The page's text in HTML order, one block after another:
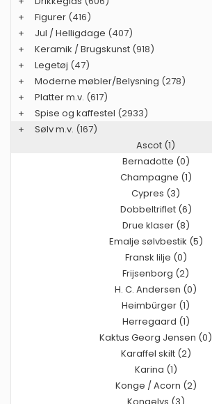
+
Figurer (416)
+
Jul / Helligdage (407)
+
Keramik / Brugskunst (918)
+
Legetøj (47)
+
Moderne møbler/Belysning (278)
+
Platter m.v. (617)
+
Spise og kaffestel (2933)
+
Sølv m.v. (167)
Ascot (1)
Bernadotte (0)
Champagne (1)
Cypres (3)
Dobbeltriflet (6)
Drue klaser (8)
Emalje sølvbestik (5)
Fransk lilje (0)
Frijsenborg (2)
H. C. Andersen (0)
Heimbürger (1)
Herregaard (1)
Kaktus Georg Jensen (0)
Karaffel skilt (2)
Karina (1)
Konge / Acorn (2)
Kongelys (3)